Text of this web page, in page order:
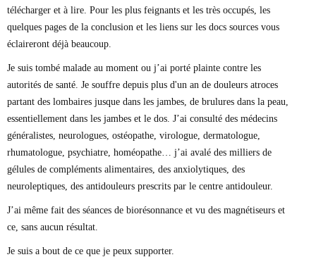
télécharger et à lire. Pour les plus feignants et les très occupés, les
quelques pages de la conclusion et les liens sur les docs sources vous
éclaireront déjà beaucoup.
Je suis tombé malade au moment ou j’ai porté plainte contre les
autorités de santé. Je souffre depuis plus d'un an de douleurs atroces
partant des lombaires jusque dans les jambes, de brulures dans la peau,
essentiellement dans les jambes et le dos. J’ai consulté des médecins
généralistes, neurologues, ostéopathe, virologue, dermatologue,
rhumatologue, psychiatre, homéopathe… j’ai avalé des milliers de
gélules de compléments alimentaires, des anxiolytiques, des
neuroleptiques, des antidouleurs prescrits par le centre antidouleur.
J’ai même fait des séances de biorésonnance et vu des magnétiseurs et
ce, sans aucun résultat.
Je suis a bout de ce que je peux supporter.